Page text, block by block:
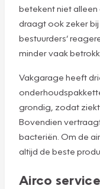
betekent niet
draagt ook zeker bij
bestuurders’
minder vaak
Vakgarage heeft
grondig, zodat
Bovendien
bacteriën. Om de
altijd de beste
Airco service